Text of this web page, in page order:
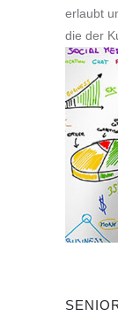
erlaubt
die der